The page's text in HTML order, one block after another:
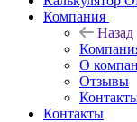
Компания
Назад
О
Отзывы
Контакты